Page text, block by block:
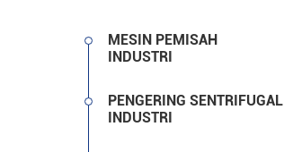
MESIN PEMISAH
INDUSTRI
PENGERING SENTRIFUGAL
INDUSTRI